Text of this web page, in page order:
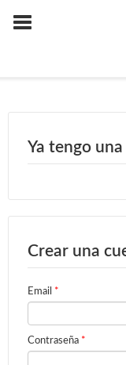
Ya tengo
Crear una
Email *
Contraseña *